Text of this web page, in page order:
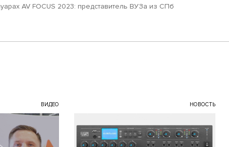
AV FOCUS 2023: представитель ВУЗа из СПб
ВИДЕО НОВОСТЬ